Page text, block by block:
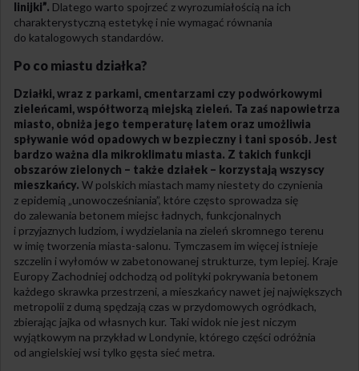
linijki”. Dlatego warto spojrzeć z wyrozumiałością na ich
charakterystyczną estetykę i nie wymagać równania
do katalogowych standardów.
Po co miastu działka?
Działki, wraz z parkami, cmentarzami czy podwórkowymi
zieleńcami, współtworzą miejską zieleń. Ta zaś napowietrza
miasto, obniża jego temperaturę latem oraz umożliwia
spływanie wód opadowych w bezpieczny i tani sposób. Jest
bardzo ważna dla mikroklimatu miasta. Z takich funkcji
obszarów zielonych – także działek – korzystają wszyscy
mieszkańcy. W polskich miastach mamy niestety do czynienia
z epidemią „unowocześniania”, które często sprowadza się
do zalewania betonem miejsc ładnych, funkcjonalnych
i przyjaznych ludziom, i wydzielania na zieleń skromnego terenu
w imię tworzenia miasta-salonu. Tymczasem im więcej istnieje
szczelin i wyłomów w zabetonowanej strukturze, tym lepiej. Kraje
Europy Zachodniej odchodzą od polityki pokrywania betonem
każdego skrawka przestrzeni, a mieszkańcy nawet jej największych
metropolii z dumą spędzają czas w przydomowych ogródkach,
zbierając jajka od własnych kur. Taki widok nie jest niczym
wyjątkowym na przykład w Londynie, którego części odróżnia
od angielskiej wsi tylko gęsta sieć metra.